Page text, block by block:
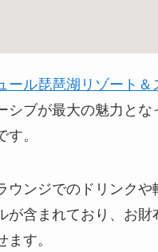
ール琵琶湖リゾート＆
シブが最大の魅力とな
。
ウンジでのドリンクや
が含まれており、お財
す。